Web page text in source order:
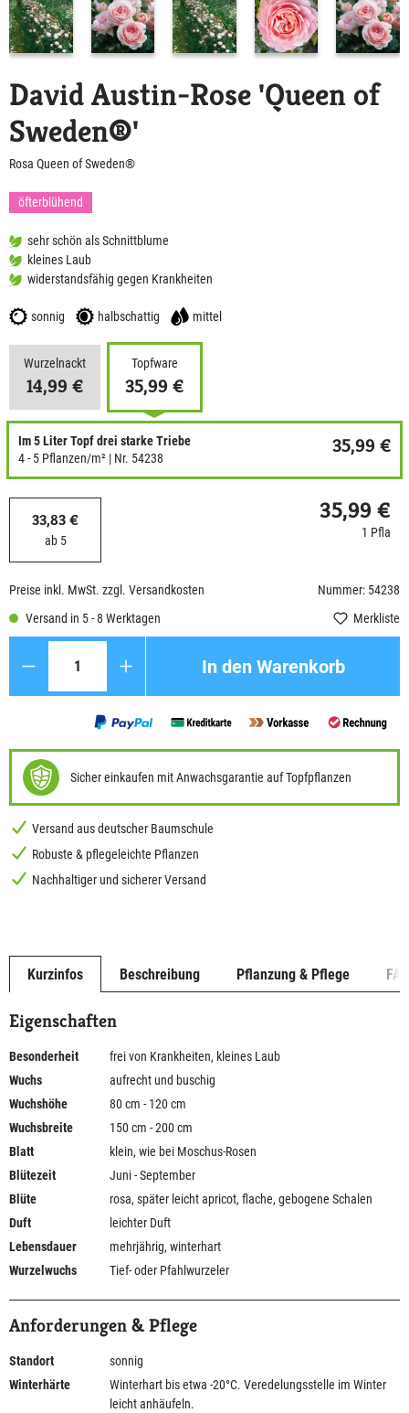
David Austin-Rose 'Queen of
Sweden®'
Rosa Queen of Sweden®
öfterblühend
sehr schön als Schnittblume
kleines Laub
widerstandsfähig gegen Krankheiten
sonnig halbschattig mittel
Wurzelnackt
14,99 €
Topfware
35,99 €
Im 5 Liter Topf drei starke Triebe
4 - 5 Pflanzen/m² | Nr. 54238
35,99 €
33,83 €
ab 5
35,99 €
1 Pfla
Preise inkl. MwSt. zzgl. Versandkosten
Nummer: 54238
Versand in 5 - 8 Werktagen
Merkliste
In den Warenkorb
Sicher einkaufen mit Anwachsgarantie auf Topfpflanzen
Versand aus deutscher Baumschule
Robuste & pflegeleichte Pflanzen
Nachhaltiger und sicherer Versand
Kurzinfos Beschreibung Pflanzung & Pflege
Eigenschaften
Besonderheit
frei von Krankheiten, kleines Laub
Wuchs
aufrecht und buschig
Wuchshöhe
80 cm - 120 cm
Wuchsbreite
150 cm - 200 cm
Blatt
klein, wie bei Moschus-Rosen
Blütezeit
Juni - September
Blüte
rosa, später leicht apricot, flache, gebogene Schalen
Duft
leichter Duft
Lebensdauer
mehrjährig, winterhart
Wurzelwuchs
Tief- oder Pfahlwurzeler
Anforderungen & Pflege
Standort
sonnig
Winterhärte
Winterhart bis etwa -20°C. Veredelungsstelle im Winter
leicht anhäufeln.